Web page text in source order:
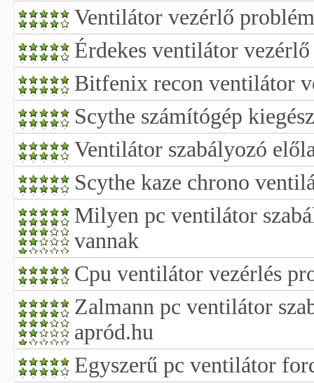
Ventilátor vezérlő
Érdekes ventilátor
Bitfenix recon ventilátor
Scythe számítógép
Ventilátor szabályozó
Scythe kaze chrono
Milyen pc ventilátor
vannak
Cpu ventilátor vezérlés
Zalmann pc ventilátor
apród.hu
Egyszerű pc ventilátor